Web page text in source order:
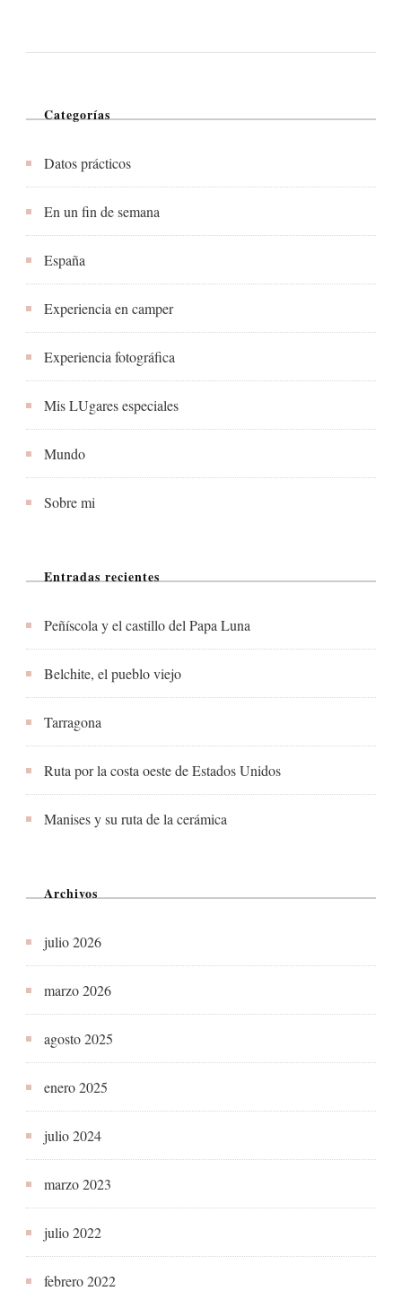
Categorías
Datos prácticos
En un fin de semana
España
Experiencia en camper
Experiencia fotográfica
Mis LUgares especiales
Mundo
Sobre mi
Entradas recientes
Peñíscola y el castillo del Papa Luna
Belchite, el pueblo viejo
Tarragona
Ruta por la costa oeste de Estados Unidos
Manises y su ruta de la cerámica
Archivos
julio 2026
marzo 2026
agosto 2025
enero 2025
julio 2024
marzo 2023
julio 2022
febrero 2022